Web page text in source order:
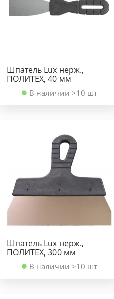
Шпатель Lux нерж.,
ПОЛИТЕХ, 40 мм
В наличии >10 шт
Шпатель Lux нерж.,
ПОЛИТЕХ, 300 мм
В наличии >10 шт